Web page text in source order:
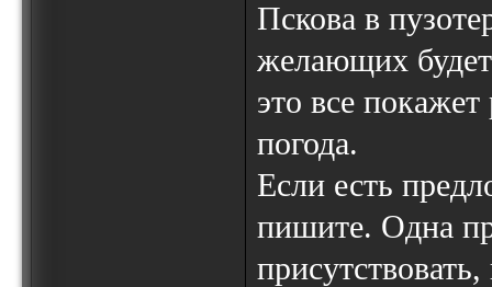
Пскова в
желающих
это все
погода.
Если есть
пишите. Одна